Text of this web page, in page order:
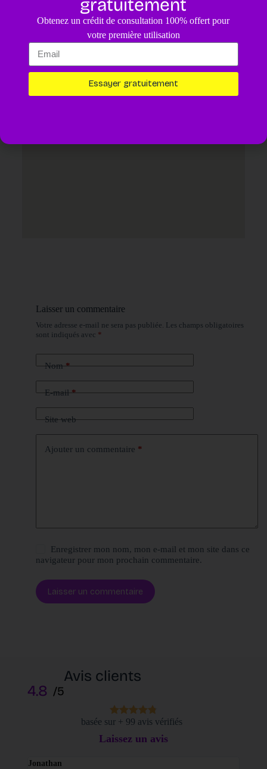
Un diagnostic pour votre animal assisté par IA.
Essayer maintenant
Laisser un commentaire
Votre adresse e-mail ne sera pas publiée. Les champs obligatoires
sont indiqués avec *
Nom*
E-mail*
Site web
Ajouter un commentaire *
Enregistrer mon nom, mon e-mail et mon site dans ce
navigateur pour mon prochain commentaire.
Laisser un commentaire
Avis clients
4.8 /5
basée sur + 99 avis vérifiés
Laissez un avis
Jonathan
gratuitement
Obtenez un crédit de consultation 100% offert pour
votre première utilisation
Essayer gratuitement